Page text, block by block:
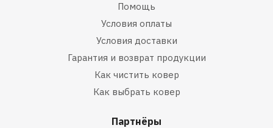
Помощь
Условия оплаты
Условия доставки
Гарантия и возврат продукции
Как чистить ковер
Как выбрать ковер
Партнёры